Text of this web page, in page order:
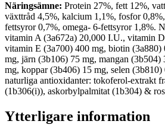
Näringsämne: Protein 27%, fett 12%,
växttråd 4,5%, kalcium 1,1%, fosfor
fettsyror 0,7%, omega- 6-fettsyror 1,8%.
vitamin A (3a672a) 20,000 I.U., vitamin
vitamin E (3a700) 400 mg, biotin
mg, järn (3b106) 75 mg, mangan
mg, koppar (3b406) 15 mg, selen
naturliga antioxidanter: tokoferol-extrakt
(1b306(i)), askorbylpalmitat (1b304) &
Ytterligare information